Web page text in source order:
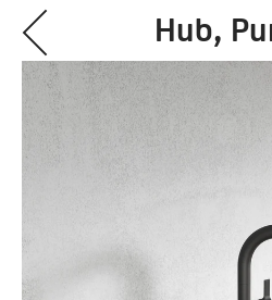
Hub,